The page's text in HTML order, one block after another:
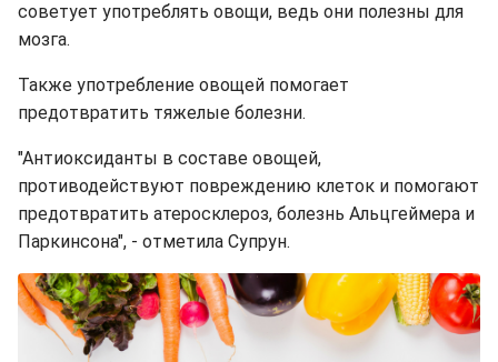
советует употреблять овощи, ведь они полезны для
мозга.
Также употребление овощей помогает
предотвратить тяжелые болезни.
"Антиоксиданты в составе овощей,
противодействуют повреждению клеток и помогают
предотвратить атеросклероз, болезнь Альцгеймера и
Паркинсона", - отметила Супрун.